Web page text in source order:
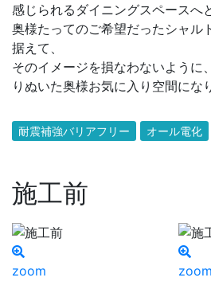
感じられるダイニングスペースへ
奥様たってのご希望だったシャル
据えて、
そのイメージを損なわないように
りぬいた奥様お気に入り空間にな
耐震補強バリアフリー オール電化
施工前
zoom zoom